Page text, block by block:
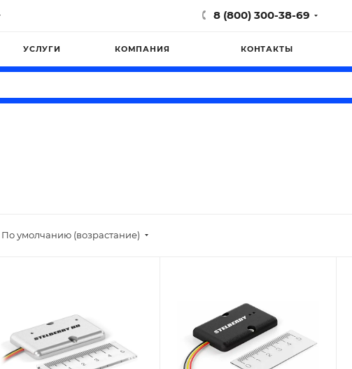
8 (800) 300-38-69
УСЛУГИ КОМПАНИЯ КОНТАКТЫ
По умолчанию (возрастание)